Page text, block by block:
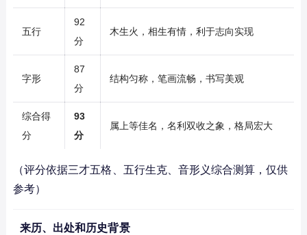
五行
92
分
木生火，相生有情，利于志向实现
字形
87
分
结构匀称，笔画流畅，书写美观
综合得
分
93
分
属上等佳名，名利双收之象，格局宏大
（评分依据三才五格、五行生克、音形义综合测算，仅供
参考）
来历、出处和历史背景